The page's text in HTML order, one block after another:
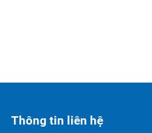
Thông tin liên hệ